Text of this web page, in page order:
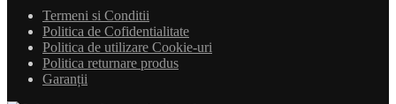
Termeni si Conditii
Politica de Cofidentialitate
Politica de utilizare Cookie-uri
Politica returnare produs
Garanții